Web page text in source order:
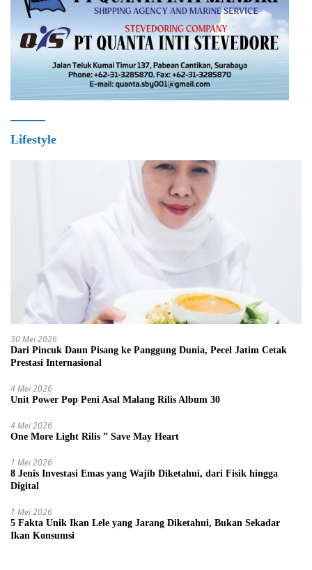
Lifestyle
30 Mei 2026
Dari Pincuk Daun Pisang ke Panggung Dunia, Pecel Jatim Cetak
Prestasi Internasional
4 Mei 2026
Unit Power Pop Peni Asal Malang Rilis Album 30
4 Mei 2026
One More Light Rilis ” Save May Heart
1 Mei 2026
8 Jenis Investasi Emas yang Wajib Diketahui, dari Fisik hingga
Digital
1 Mei 2026
5 Fakta Unik Ikan Lele yang Jarang Diketahui, Bukan Sekadar
Ikan Konsumsi